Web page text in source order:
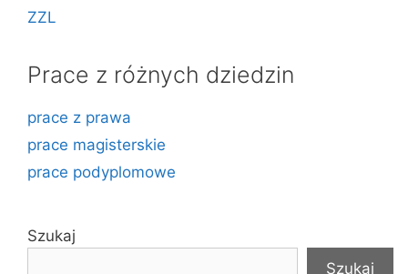
ZZL
Prace z różnych dziedzin
prace z prawa
prace magisterskie
prace podyplomowe
Szukaj
Szukaj